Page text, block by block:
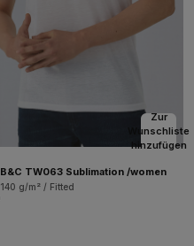
Zur
Wunschliste
hinzufügen
B&C TW063 Sublimation /women
140 g/m² / Fitted